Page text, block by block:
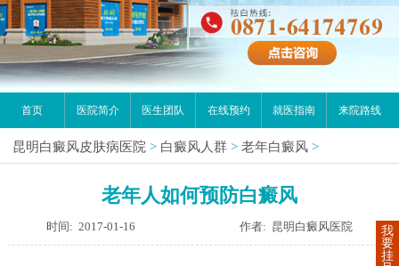
首页 医院简介 医生团队 在线预约 就医指南 来院路线
昆明白癜风皮肤病医院 > 白癜风人群 > 老年白癜风 >
老年人如何预防白癜风
时间: 2017-01-16 作者: 昆明白癜风医院
我
要
挂